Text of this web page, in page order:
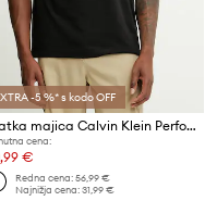
-5 %* s kodo OFF
Kratka majica Calvin Klein Performance
cena:
€
Redna cena:56,99 €
Najnižja cena:31,99 €